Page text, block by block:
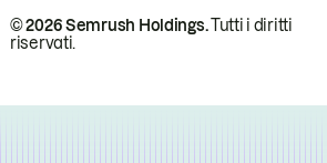
© 2026 Semrush Holdings.Tutti i diritti
riservati.